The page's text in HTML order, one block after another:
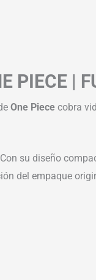
PIECE |
One Piece cobra
su diseño
del empaque